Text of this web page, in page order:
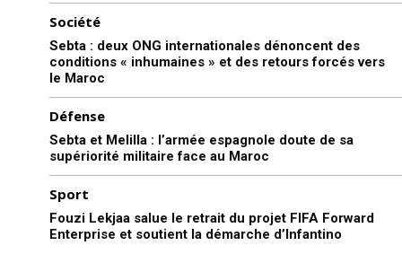
Société
Sebta : deux ONG internationales dénoncent des
conditions « inhumaines » et des retours forcés vers
le Maroc
Défense
Sebta et Melilla : l’armée espagnole doute de sa
supériorité militaire face au Maroc
Sport
Fouzi Lekjaa salue le retrait du projet FIFA Forward
Enterprise et soutient la démarche d’Infantino